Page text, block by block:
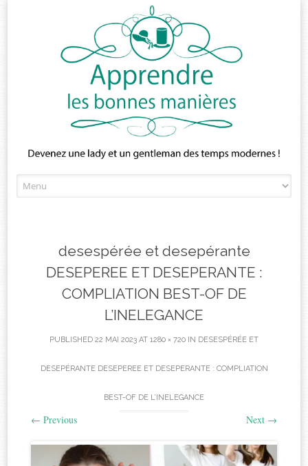
to
desespérée et desepérante
DESEPEREE ET DESEPERANTE :
COMPLIATION BEST-OF DE
L’INELEGANCE
PUBLISHED 22 MAI 2023 AT 1280 × 720 IN DESESPÉRÉE ET
DESEPÉRANTE DESEPEREE ET DESEPERANTE : COMPLIATION
BEST-OF DE L’INELEGANCE
← Previous Next →